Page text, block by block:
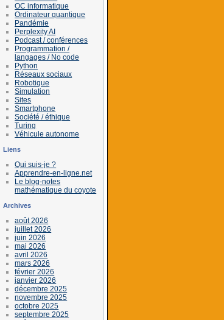
OC informatique
Ordinateur quantique
Pandémie
Perplexity AI
Podcast / conférences
Programmation /
langages / No code
Python
Réseaux sociaux
Robotique
Simulation
Sites
Smartphone
Société / éthique
Turing
Véhicule autonome
Liens
Qui suis-je ?
Apprendre-en-ligne.net
Le blog-notes
mathématique du coyote
Archives
août 2026
juillet 2026
juin 2026
mai 2026
avril 2026
mars 2026
février 2026
janvier 2026
décembre 2025
novembre 2025
octobre 2025
septembre 2025